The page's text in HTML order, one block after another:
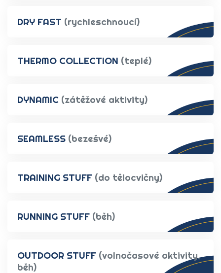
DRY FAST (rychleschnoucí)
THERMO COLLECTION (teplé)
DYNAMIC (zátěžové aktivity)
SEAMLESS (bezešvé)
TRAINING STUFF (do tělocvičny)
RUNNING STUFF (běh)
OUTDOOR STUFF (volnočasové aktivity,
běh)